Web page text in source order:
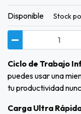
Disponible Stock
Ciclo de Trabajo
puedes usar una
tu productividad
Carga Ultra